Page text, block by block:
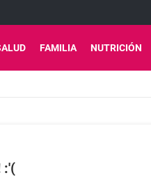
FAMILIA NUTRICIÓN
:'(